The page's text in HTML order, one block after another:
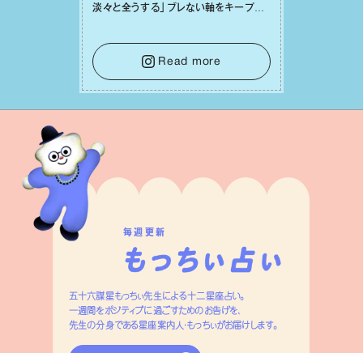
淡々と全うする」ブレない軸をキープし
⾔葉に流されないよう、⼼にしっかりブ
レーキをかけること。この意識の切り替
えが、あなたに確かな安⼼感をもたらす
はずです。
Read more
毎週更新
五十六謀星もっちぃ先生による十二星座占い。
一週間をポジティブに過ごすためのお告げを、
先生の分身である星座案内人・もっちぃがお届けします。